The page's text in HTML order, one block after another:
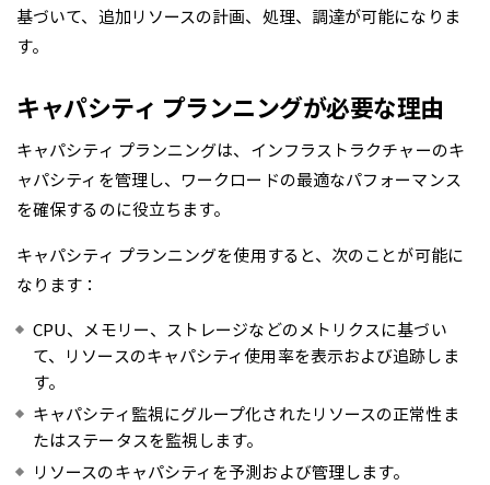
基づいて、追加リソースの計画、処理、調達が可能になりま
す。
キャパシティ プランニングが必要な理由
キャパシティ プランニングは、インフラストラクチャーのキ
ャパシティを管理し、ワークロードの最適なパフォーマンス
を確保するのに役立ちます。
キャパシティ プランニングを使用すると、次のことが可能に
なります：
CPU、メモリー、ストレージなどのメトリクスに基づい
て、リソースのキャパシティ使用率を表示および追跡しま
す。
キャパシティ監視にグループ化されたリソースの正常性ま
たはステータスを監視します。
リソースのキャパシティを予測および管理します。